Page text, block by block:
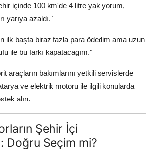
içinde 100 km'de 4 litre yakıyorum,
yarıya azaldı."
ilk başta biraz fazla para ödedim ama uzun
ile bu farkı kapatacağım."
araçların bakımlarını yetkili servislerde
ve elektrik motoru ile ilgili konularda
alın.
Şehir İçi
Doğru Seçim mi?